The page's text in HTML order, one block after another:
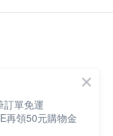
訂單免運
再領50元購物金